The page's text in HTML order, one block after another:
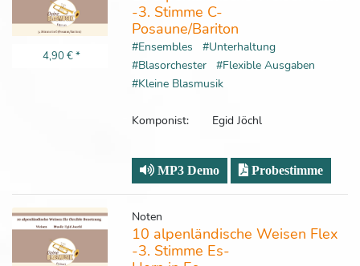
4,90 €*
-3. Stimme C-
Posaune/Bariton
#Ensembles
#Unterhaltung
#Blasorchester
#Flexible Ausgaben
#Kleine Blasmusik
Komponist: Egid Jöchl
MP3 Demo Probestimme
Noten
10 alpenländische Weisen Flex
-3. Stimme Es-